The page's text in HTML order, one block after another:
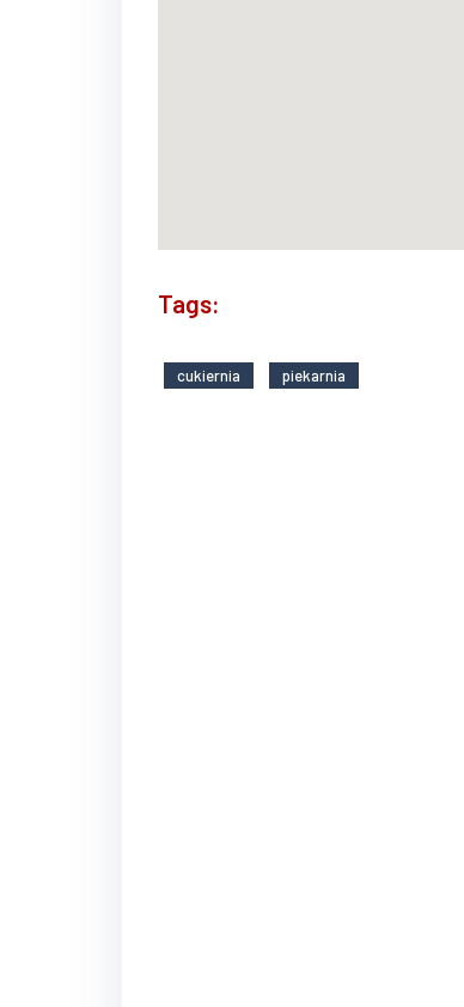
Tags:
cukiernia piekarnia